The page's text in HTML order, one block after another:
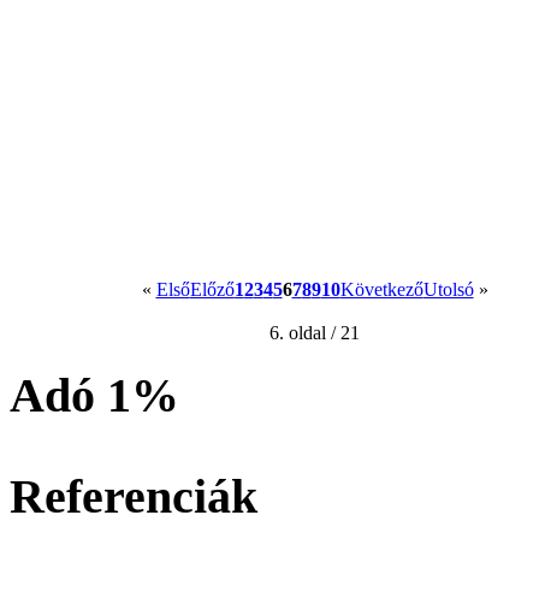
« ElsőElőző12345678910KövetkezőUtolsó»
6. oldal / 21
Adó 1%
Referenciák